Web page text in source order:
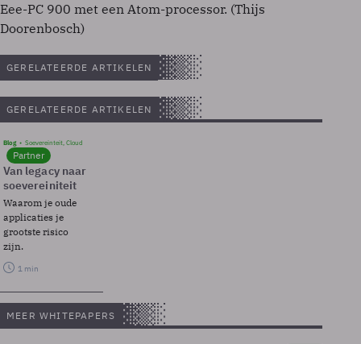
Eee-PC 900 met een Atom-processor. (Thijs
Doorenbosch)
GERELATEERDE ARTIKELEN
GERELATEERDE ARTIKELEN
Blog Soevereinteit, Cloud
Partner
Van legacy naar
soevereiniteit
Waarom je oude
applicaties je
grootste risico
zijn.
1 min
MEER WHITEPAPERS